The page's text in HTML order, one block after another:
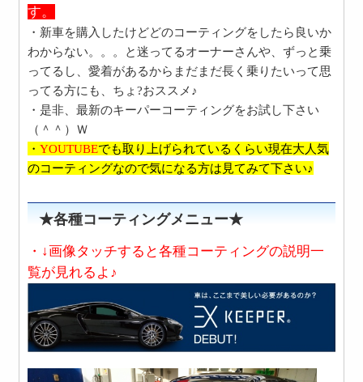
す。
・新車を購入したけどどのコーティングをしたら良いか
わからない。。。と迷ってるオーナーさんや、ずっと乗
ってるし、愛着があるからまだまだ長く乗りたいって思
ってる方にも、ちょ?おススメ♪
・是非、最新のキーパーコーティングをお試し下さい
（＾＾）Ｗ
・YOUTUBEでも取り上げられているくらい現在大人気
のコーティングなので気になる方は見てみて下さい♪
★各種コーティングメニュー★
・↓画像タッチすると各種コーティングの説明一
覧が見れるよ♪